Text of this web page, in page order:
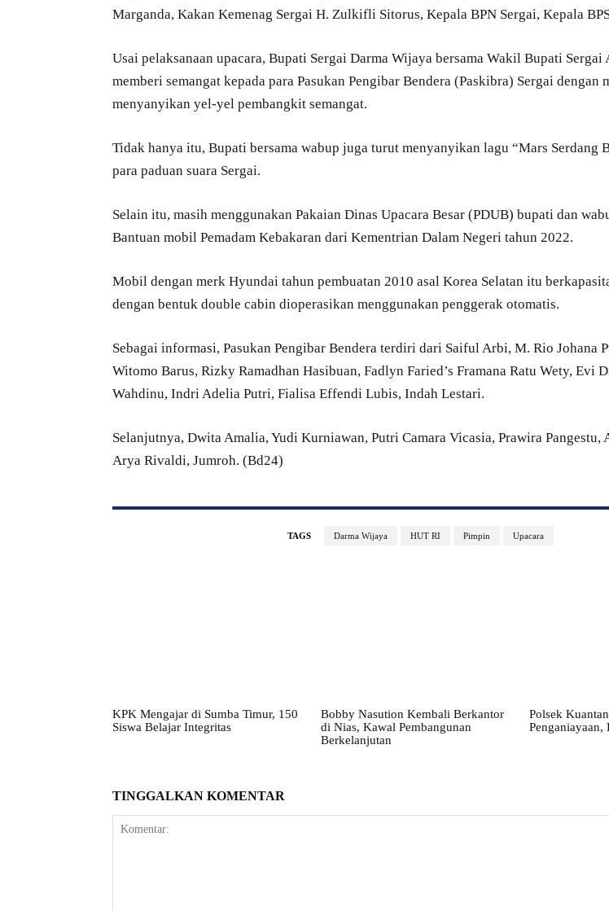
Marganda, Kakan Kemenag Sergai H. Zulkifli Sitorus, Kepala BPN Sergai, Kepala
Usai pelaksanaan upacara, Bupati Sergai Darma Wijaya bersama Wakil Bupati Sergai
memberi semangat kepada para Pasukan Pengibar Bendera (Paskibra) Sergai dengan
menyanyikan yel-yel pembangkit semangat.
Tidak hanya itu, Bupati bersama wabup juga turut menyanyikan lagu “Mars Serdang
para paduan suara Sergai.
Selain itu, masih menggunakan Pakaian Dinas Upacara Besar (PDUB) bupati dan
Bantuan mobil Pemadam Kebakaran dari Kementrian Dalam Negeri tahun 2022.
Mobil dengan merk Hyundai tahun pembuatan 2010 asal Korea Selatan itu
dengan bentuk double cabin dioperasikan menggunakan penggerak otomatis.
Sebagai informasi, Pasukan Pengibar Bendera terdiri dari Saiful Arbi, M. Rio Johana
Witomo Barus, Rizky Ramadhan Hasibuan, Fadlyn Faried’s Framana Ratu Wety, Evi
Wahdinu, Indri Adelia Putri, Fialisa Effendi Lubis, Indah Lestari.
Selanjutnya, Dwita Amalia, Yudi Kurniawan, Putri Camara Vicasia, Prawira Pangestu,
Arya Rivaldi, Jumroh. (Bd24)
TAGS Darma Wijaya HUT RI Pimpin Upacara
KPK Mengajar di Sumba Timur, 150
Siswa Belajar Integritas
Bobby Nasution Kembali Berkantor
di Nias, Kawal Pembangunan
Berkelanjutan
Polsek
TINGGALKAN KOMENTAR